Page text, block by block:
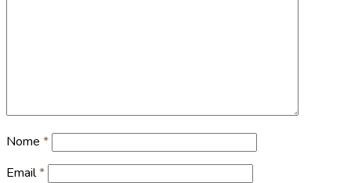
Nome *
Email*